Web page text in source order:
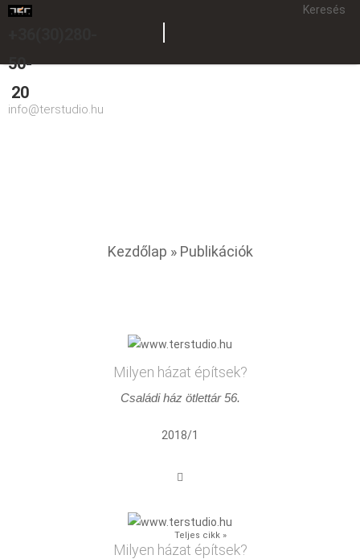
50-
20
info@terstudio.hu
Keresés
Kezdőlap » Publikációk
Milyen házat építsek?
Családi ház ötlettár 56.
2018/1
Milyen házat építsek?
Teljes cikk »